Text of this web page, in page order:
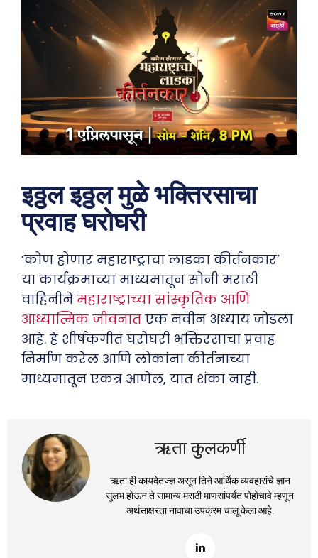
इठ्ठल इठ्ठल मुळे भक्तिरसाचा
प्रवाह घरोघरी
‘कोण होणार महाराष्ट्राचा लाडका कीर्तनकार’
या कार्यक्रमाच्या माध्यमातून सोनी मराठी
वाहिनीने महाराष्ट्राच्या सांस्कृतिक आणि
आध्यात्मिक जीवनात एक नवीन अध्याय जोडला
आहे. हे शीर्षकगीत घरोघरी भक्तिरसाचा प्रवाह
निर्माण करेल आणि लोकांना कीर्तनाच्या
माध्यमातून एकत्र आणेल, यात शंका नाही.
ऋता कुलकर्णी
ऋता ही कायदेतज्ज्ञ असून तिने आर्थिक व्यवहारांचे ज्ञान
सुलभ होऊन ते सामान्य मराठी माणसांपर्यंत पोहोचावे म्हणून
अर्थसाक्षरता नावाचा उपक्रम चालू केला आहे.